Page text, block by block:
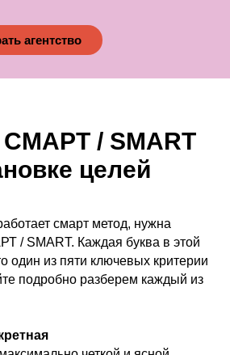
агентство
СМАРТ / SMART
целей
смарт метод, нужна
/ SMART. Каждая буква в этой
один из пяти ключевых критерии
подробно разберем каждый из